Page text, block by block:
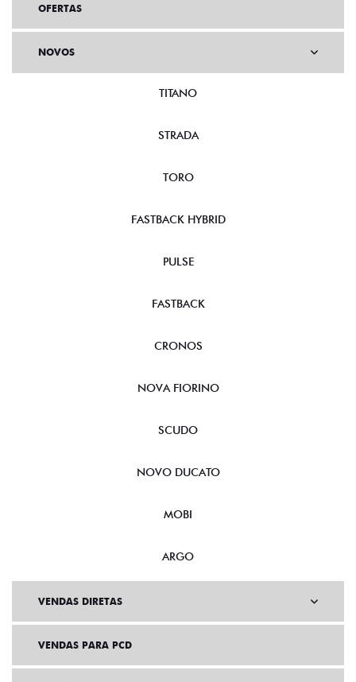
OFERTAS
NOVOS
TITANO
STRADA
TORO
FASTBACK HYBRID
PULSE
FASTBACK
CRONOS
NOVA FIORINO
SCUDO
NOVO DUCATO
MOBI
ARGO
VENDAS DIRETAS
VENDAS PARA PCD